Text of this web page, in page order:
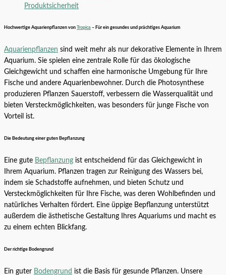
Produktsicherheit
Hochwertige Aquarienpflanzen von Tropica – Für ein gesundes und prächtiges Aquarium
Aquarienpflanzen sind weit mehr als nur dekorative Elemente in Ihrem
Aquarium. Sie spielen eine zentrale Rolle für das ökologische
Gleichgewicht und schaffen eine harmonische Umgebung für Ihre
Fische und andere Aquarienbewohner. Durch die Photosynthese
produzieren Pflanzen Sauerstoff, verbessern die Wasserqualität und
bieten Versteckmöglichkeiten, was besonders für junge Fische von
Vorteil ist.
Die Bedeutung einer guten Bepflanzung
Eine gute Bepflanzung ist entscheidend für das Gleichgewicht in
Ihrem Aquarium. Pflanzen tragen zur Reinigung des Wassers bei,
indem sie Schadstoffe aufnehmen, und bieten Schutz und
Versteckmöglichkeiten für Ihre Fische, was deren Wohlbefinden und
natürliches Verhalten fördert. Eine üppige Bepflanzung unterstützt
außerdem die ästhetische Gestaltung Ihres Aquariums und macht es
zu einem echten Blickfang.
Der richtige Bodengrund
Ein guter Bodengrund ist die Basis für gesunde Pflanzen. Unsere